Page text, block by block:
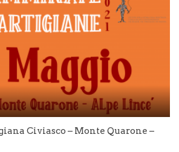
Civiasco – Monte Quarone –